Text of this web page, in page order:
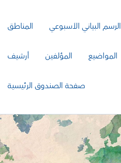
الرسم البياني الأسبوعي المناطق
المواضيع المؤلفين أرشيف
صفحة الصندوق الرئيسية